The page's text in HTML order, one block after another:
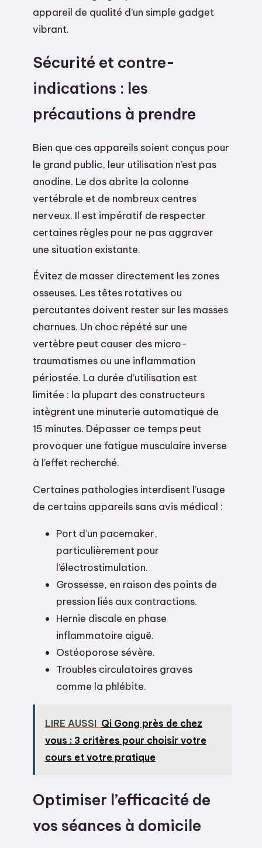
appareil de qualité d’un simple gadget
vibrant.
Sécurité et contre-
indications : les
précautions à prendre
Bien que ces appareils soient conçus pour
le grand public, leur utilisation n’est pas
anodine. Le dos abrite la colonne
vertébrale et de nombreux centres
nerveux. Il est impératif de respecter
certaines règles pour ne pas aggraver
une situation existante.
Évitez de masser directement les zones
osseuses. Les têtes rotatives ou
percutantes doivent rester sur les masses
charnues. Un choc répété sur une
vertèbre peut causer des micro-
traumatismes ou une inflammation
périostée. La durée d’utilisation est
limitée : la plupart des constructeurs
intègrent une minuterie automatique de
15 minutes. Dépasser ce temps peut
provoquer une fatigue musculaire inverse
à l’effet recherché.
Certaines pathologies interdisent l’usage
de certains appareils sans avis médical :
Port d’un pacemaker,
particulièrement pour
l’électrostimulation.
Grossesse, en raison des points de
pression liés aux contractions.
Hernie discale en phase
inflammatoire aiguë.
Ostéoporose sévère.
Troubles circulatoires graves
comme la phlébite.
LIRE AUSSI Qi Gong près de chez
vous : 3 critères pour choisir votre
cours et votre pratique
Optimiser l’efficacité de
vos séances à domicile